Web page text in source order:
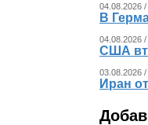
04.08.2026 /
В
04.08.2026
США
03.08.2026
Иран